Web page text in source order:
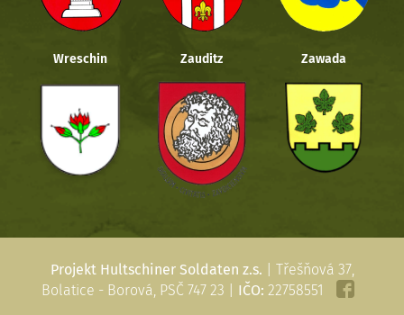
Wreschin Zauditz Zawada
Projekt Hultschiner Soldaten z.s. | Třešňová 37,
Bolatice - Borová, PSČ 747 23 | IČO: 22758551